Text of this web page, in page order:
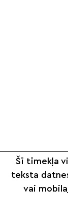
Šī tīmekļa
teksta
vai